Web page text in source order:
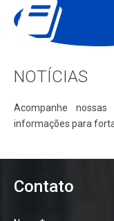
NOTÍCIAS
Acompanhe
informações para
Contato